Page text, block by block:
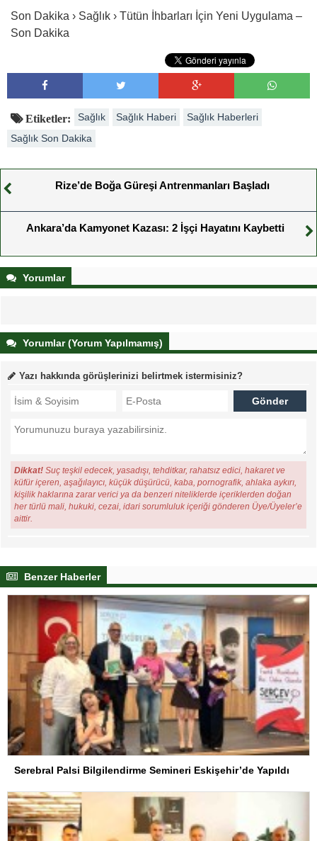
Son Dakika › Sağlık › Tütün İhbarları İçin Yeni Uygulama –
Son Dakika
Etiketler: Sağlık Sağlık Haberi
Sağlık Haberleri
Sağlık Son Dakika
Rize’de Boğa Güreşi Antrenmanları Başladı
Ankara’da Kamyonet Kazası: 2 İşçi Hayatını Kaybetti
Yorumlar
Yorumlar (Yorum Yapılmamış)
Yazı hakkında görüşlerinizi belirtmek istermisiniz?
Dikkat! Suç teşkil edecek, yasadışı, tehditkar, rahatsız edici, hakaret ve
küfür içeren, aşağılayıcı, küçük düşürücü, kaba, pornografik, ahlaka aykırı,
kişilik haklarına zarar verici ya da benzeri niteliklerde içeriklerden doğan
her türlü mali, hukuki, cezai, idari sorumluluk içeriği gönderen Üye/Üyeler’e
aittir.
Benzer Haberler
Serebral Palsi Bilgilendirme Semineri Eskişehir’de Yapıldı